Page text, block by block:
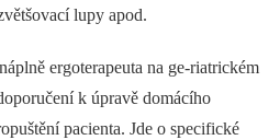
lupy apod.
ergoterapeuta na ge-riatrickém
k úpravě domácího
pacienta. Jde o specifické